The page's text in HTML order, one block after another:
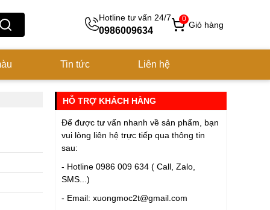
Hotline tư vấn 24/7
0986009634
0
Giỏ hàng
Tin tức Liên hệ
HỖ TRỢ KHÁCH HÀNG
Để được tư vấn nhanh về sản phẩm, bạn
vui lòng liên hệ trực tiếp qua thông tin
sau:
- Hotline 0986 009 634 ( Call, Zalo,
SMS...)
- Email: xuongmoc2t@gmail.com